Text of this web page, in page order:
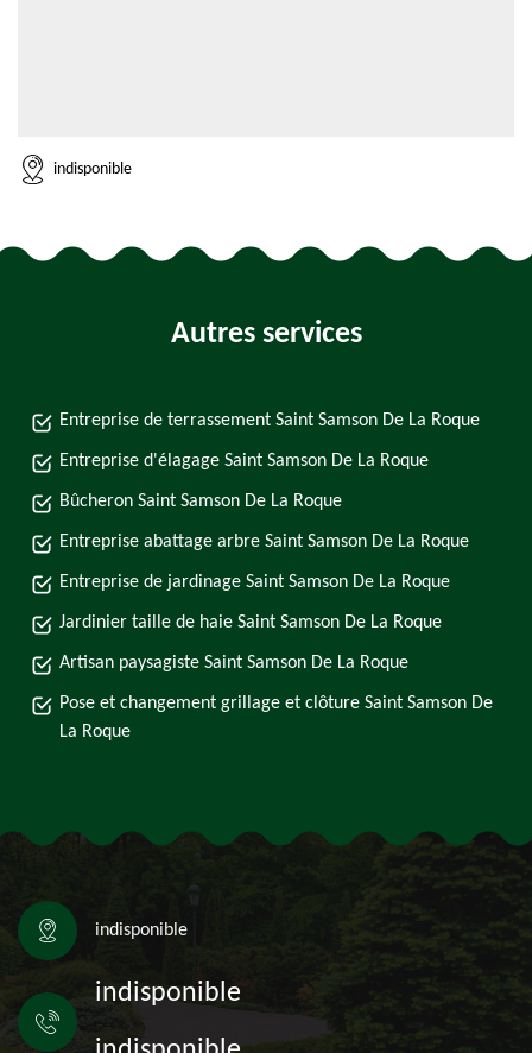
indisponible
Autres services
Entreprise de terrassement Saint Samson De La Roque
Entreprise d'élagage Saint Samson De La Roque
Bûcheron Saint Samson De La Roque
Entreprise abattage arbre Saint Samson De La Roque
Entreprise de jardinage Saint Samson De La Roque
Jardinier taille de haie Saint Samson De La Roque
Artisan paysagiste Saint Samson De La Roque
Pose et changement grillage et clôture Saint Samson De
La Roque
indisponible
indisponible